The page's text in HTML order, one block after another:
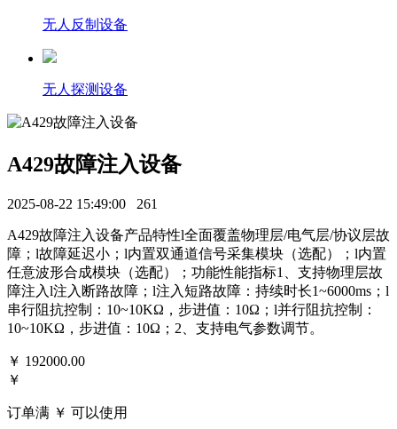
无人反制设备
无人探测设备
A429故障注入设备
2025-08-22 15:49:00 261
A429故障注入设备产品特性l全面覆盖物理层/电气层/协议层故
障；l故障延迟小；l内置双通道信号采集模块（选配）；l内置
任意波形合成模块（选配）；功能性能指标1、支持物理层故
障注入l注入断路故障；l注入短路故障：持续时长1~6000ms；l
串行阻抗控制：10~10KΩ，步进值：10Ω；l并行阻抗控制：
10~10KΩ，步进值：10Ω；2、支持电气参数调节。
￥ 192000.00
￥
订单满 ￥ 可以使用